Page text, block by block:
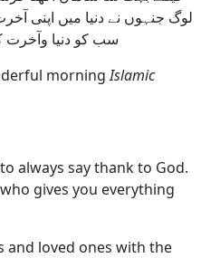
لوگ جنہوں نے دنیا میں اپنی
سب کو دنیا وآخرت
morningIslamic
always say thank to God.
gives you everything
and loved ones with the